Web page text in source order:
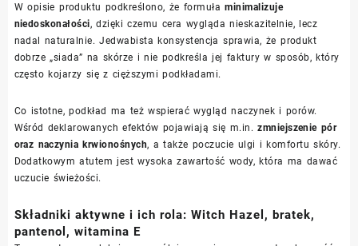
W opisie produktu podkreślono, że formułaminimalizuje
niedoskonałości, dzięki czemu cera wygląda nieskazitelnie, lecz
nadal naturalnie. Jedwabista konsystencja sprawia, że produkt
dobrze „siada” na skórze i nie podkreśla jej faktury w sposób, który
często kojarzy się z cięższymi podkładami.
Co istotne, podkład ma też wspierać wygląd naczynek i porów.
Wśród deklarowanych efektów pojawiają się m.in.zmniejszenie pór
oraz naczynia krwionośnych, a także poczucie ulgi i komfortu skóry.
Dodatkowym atutem jest wysoka zawartość wody, która ma dawać
uczucie świeżości.
Składniki aktywne i ich rola: Witch Hazel, bratek,
pantenol, witamina E